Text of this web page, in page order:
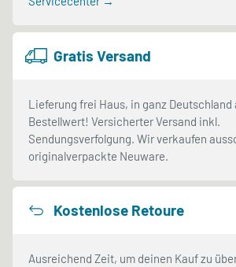
Gratis Versand
Lieferung frei Haus, in ganz Deutschland
Bestellwert! Versicherter Versand inkl.
Sendungsverfolgung. Wir verkaufen
originalverpackte Neuware.
Kostenlose Retoure
Ausreichend Zeit, um deinen Kauf zu